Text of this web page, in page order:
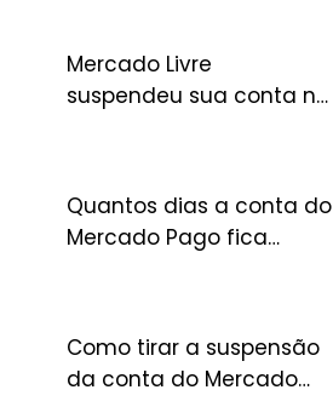
Mercado Livre
suspendeu sua conta no
estoque
Quantos dias a conta do
Mercado Pago fica
Como tirar a suspensão
da conta do Mercado